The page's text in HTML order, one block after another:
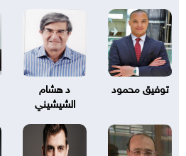
توفيق محمود
د هشام
الشيشيني